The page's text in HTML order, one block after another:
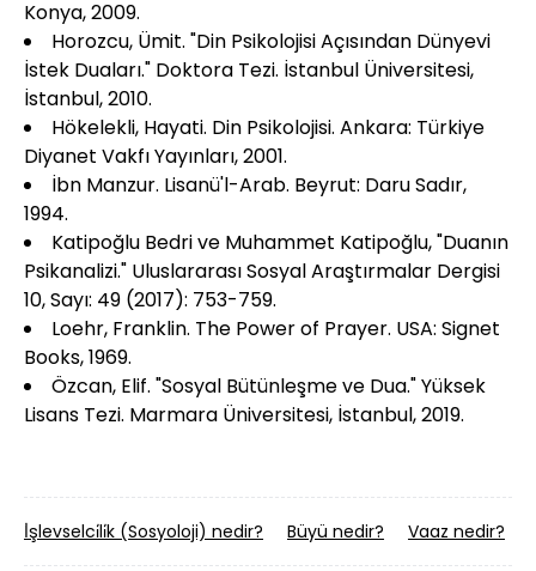
Konya, 2009.
Horozcu, Ümit. "Din Psikolojisi Açısından Dünyevi
İstek Duaları." Doktora Tezi. İstanbul Üniversitesi,
İstanbul, 2010.
Hökelekli, Hayati. Din Psikolojisi. Ankara: Türkiye
Diyanet Vakfı Yayınları, 2001.
İbn Manzur. Lisanü'l-Arab. Beyrut: Daru Sadır,
1994.
Katipoğlu Bedri ve Muhammet Katipoğlu, "Duanın
Psikanalizi." Uluslararası Sosyal Araştırmalar Dergisi
10, Sayı: 49 (2017): 753-759.
Loehr, Franklin. The Power of Prayer. USA: Signet
Books, 1969.
Özcan, Elif. "Sosyal Bütünleşme ve Dua." Yüksek
Lisans Tezi. Marmara Üniversitesi, İstanbul, 2019.
İ̇şlevselci̇li̇k (Sosyoloji) nedir? Büyü nedir? Vaaz nedir?